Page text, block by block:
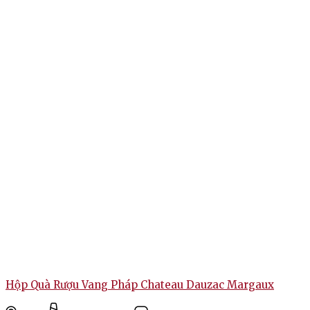
Hộp Quà Rượu Vang Pháp Chateau Dauzac Margaux